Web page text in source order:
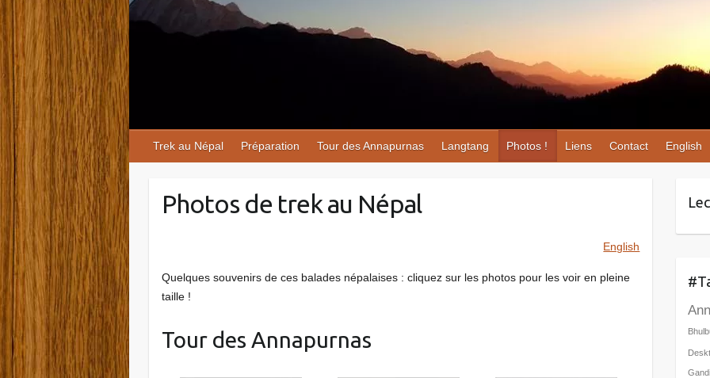
Trek au Népal Préparation Tour des Annapurnas Langtang Photos ! Liens Contact English
Photos de trek au Népal
English
Quelques souvenirs de ces balades népalaises : cliquez sur les photos pour les voir en pleine
taille !
Tour des Annapurnas
Gandi